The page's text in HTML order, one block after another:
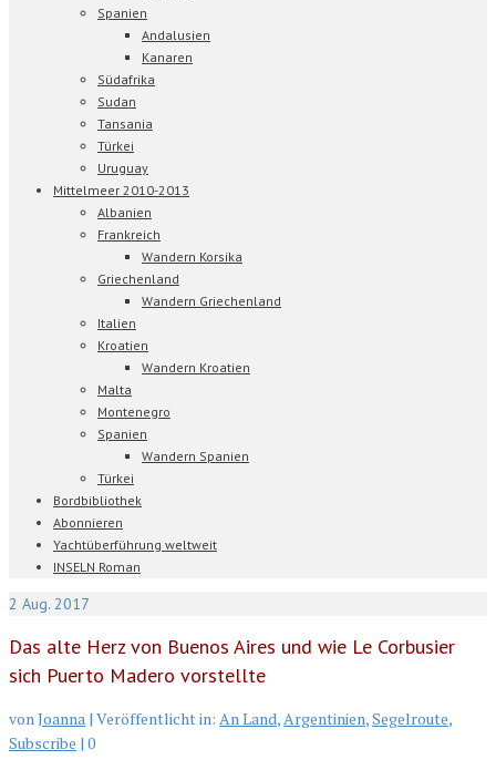
Spanien
Andalusien
Kanaren
Südafrika
Sudan
Tansania
Türkei
Uruguay
Mittelmeer 2010-2013
Albanien
Frankreich
Wandern Korsika
Griechenland
Wandern Griechenland
Italien
Kroatien
Wandern Kroatien
Malta
Montenegro
Spanien
Wandern Spanien
Türkei
Bordbibliothek
Abonnieren
Yachtüberführung weltweit
INSELN Roman
2 Aug. 2017
Das alte Herz von Buenos Aires und wie Le Corbusier
sich Puerto Madero vorstellte
vonJoanna | Veröffentlicht in: An Land,Argentinien,Segelroute,
Subscribe | 0